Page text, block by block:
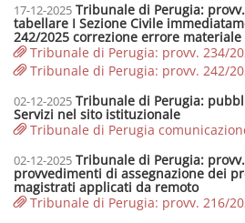
17-12-2025 Tribunale di Perugia:
tabellare I Sezione Civile
242/2025 correzione errore materiale
Tribunale di Perugia: provv. 234/
Tribunale di Perugia: provv. 242/
02-12-2025 Tribunale di Perugia:
Servizi nel sito istituzionale
Tribunale di Perugia
02-12-2025 Tribunale di Perugia:
provvedimenti di assegnazione dei
magistrati applicati da remoto
Tribunale di Perugia: provv. 216/